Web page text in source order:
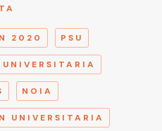
2020 PSU
NOIA
UNIVERSITARIA